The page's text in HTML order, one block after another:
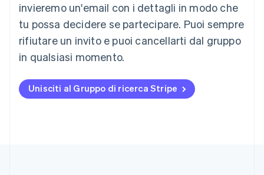
invieremo un'email con i dettagli in modo che
tu possa decidere se partecipare. Puoi sempre
rifiutare un invito e puoi cancellarti dal gruppo
in qualsiasi momento.
Unisciti al Gruppo di ricerca Stripe
Slovacchia
English
Slovenia
English Italiano
Spagna
Stati Uniti
EnglishEspañol简体中文